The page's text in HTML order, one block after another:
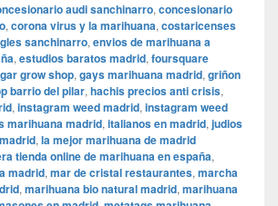
audi sanchinarro, concesionario
, corona virus y la marihuana, costaricenses
sanchinarro, envios de marihuana a
, estudios baratos madrid, foursquare
grow shop, gays marihuana madrid, griñon
barrio del pilar, hachis precios anti crisis,
, instagram weed madrid, instagram weed
marihuana madrid, italianos en madrid, judios
, la mejor marihuana de madrid
tienda online de marihuana en españa,
madrid, mar de cristal restaurantes, marcha
, marihuana bio natural madrid, marihuana